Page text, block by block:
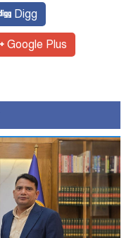
Digg
Google Plus